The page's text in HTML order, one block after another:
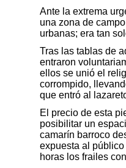
Ante la extrema
una zona de
urbanas; era tan
Tras las tablas de
entraron
ellos se unió el
corrompido,
que entró al
El precio de esta
posibilitar un
camarín barroco
expuesta al
horas los frailes